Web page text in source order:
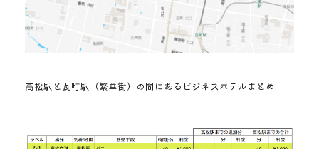
高松駅と瓦町駅（繁華街）の間にあるビジネスホテルまとめ